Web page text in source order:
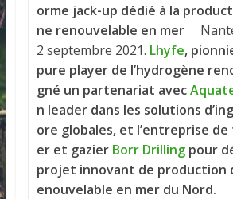
orme jack-up dédié à la
ne renouvelable en mer
2 septembre 2021. Lhyfe,
pure player de l’hydrogène
gné un partenariat avec
n leader dans les solutions
ore globales, et l’entreprise
er et gazier Borr Drillingpour
projet innovant de production
enouvelable en mer du Nord.